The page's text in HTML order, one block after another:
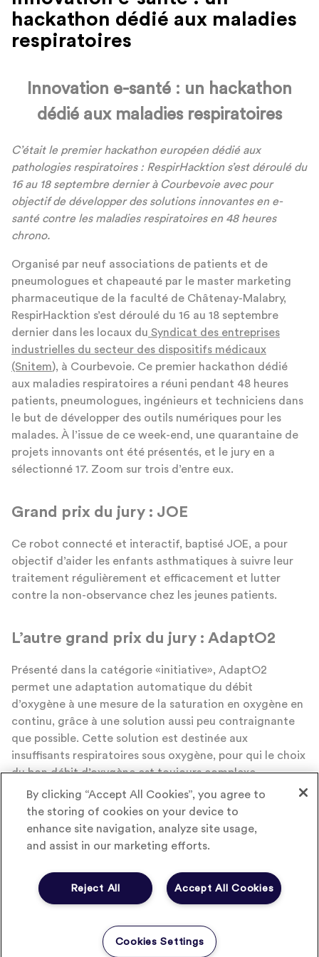
hackathon dédié aux maladies
respiratoires
Innovation e-santé : un hackathon
dédié aux maladies respiratoires
C’était le premierhackathon européen dédié aux
pathologies respiratoires : RespirHacktion s’est déroulé du
16 au 18 septembre dernierà Courbevoie avec pour
objectif de développer des solutions innovantes en e-
santé contre les maladies respiratoires en 48 heures
chrono.
Organisé par neuf associations de patients et de
pneumologues et chapeauté par le master marketing
pharmaceutique de la faculté de Châtenay-Malabry,
RespirHacktion s’est déroulé du 16 au 18 septembre
dernier dans les locaux du Syndicat des entreprises
industrielles du secteur des dispositifs médicaux
(Snitem), à Courbevoie. Ce premier hackathon dédié
aux maladies respiratoires a réuni pendant 48 heures
patients, pneumologues, ingénieurs et techniciens dans
le but de développer des outils numériques pour les
malades. À l’issue de ce week-end, une quarantaine de
projets innovants ont été présentés, et le jury en a
sélectionné 17. Zoom sur trois d’entre eux.
Grand prix du jury : JOE
Ce robot connecté et interactif, baptisé JOE, a pour
objectif d’aider les enfants asthmatiques à suivre leur
traitement régulièrement et efficacement et lutter
contre la non-observance chez les jeunes patients.
L’autre grand prix du jury : AdaptO2
Présenté dans la catégorie «initiative», AdaptO2
permet une adaptation automatique du débit
d’oxygène à une mesure de la saturation en oxygène en
continu, grâce à une solution aussi peu contraignante
que possible. Cette solution est destinée aux
insuffisants respiratoires sous oxygène, pour qui le choix
du bon débit d’oxygène est toujours complexe.
Pneumodoc ou Dossier Pneumo
Cette application permet au patient ou à sa famille de
sur un serveur sécurisé et d’y donner accès aux
professionnels.
By clicking “Accept All Cookies”, you agree to
the storing of cookies on your device to
enhance site navigation, analyze site usage,
and assist in our marketing efforts.
Accept All Cookies
Reject All
Cookies Settings